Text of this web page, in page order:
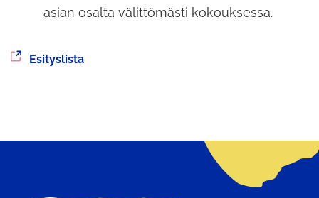
asian osalta välittömästi kokouksessa.
SiirrytEsityslista